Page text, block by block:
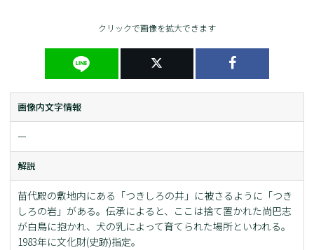
クリックで画像を拡大できます
画像内文字情報
ー
解説
苗代殿の敷地内にある「つきしろの井」に被さるように「つき
しろの岩」がある。伝承によると、ここは捨て置かれた尚巴志
が白鳥に抱かれ、犬の乳によって育てられた場所といわれる。
1983年に文化財(史跡)指定。